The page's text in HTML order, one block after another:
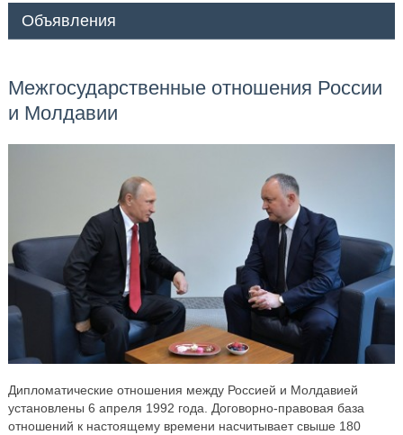
Объявления
Межгосударственные отношения России
и Молдавии
Дипломатические отношения между Россией и Молдавией
установлены 6 апреля 1992 года. Договорно-правовая база
отношений к настоящему времени насчитывает свыше 180